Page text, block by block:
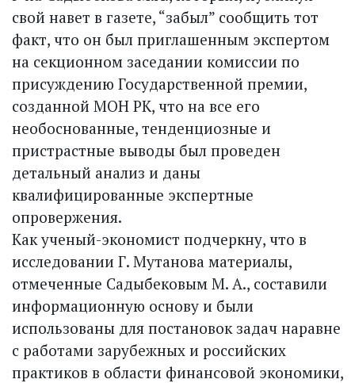
свой навет в газете, “забыл” сообщить тот
факт, что он был приглашенным экспертом
на секционном заседании комиссии по
присуждению Государственной премии,
созданной МОН РК, что на все его
необоснованные, тенденциозные и
пристрастные выводы был проведен
детальный анализ и даны
квалифицированные экспертные
опровержения.
Как ученый-экономист подчерк­ну, что в
исследовании Г. Мутанова материалы,
отмеченные Садыбековым М. А., составили
информационную основу и были
использованы для постановок задач наравне
с работами зарубежных и российских
практиков в области финансовой экономики,